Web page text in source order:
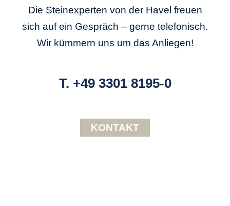
Die Steinexperten von der Havel freuen
sich auf ein Gespräch – gerne telefonisch.
Wir kümmern uns um das Anliegen!
T. +49 3301 8195-0
KONTAKT